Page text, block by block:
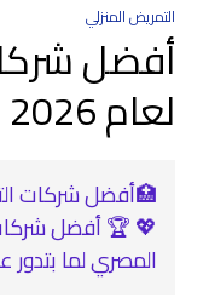
التمريض المنزلي
أفضل
لعام 2026 – 2027
💖 🏆 أفضل
المصري لما